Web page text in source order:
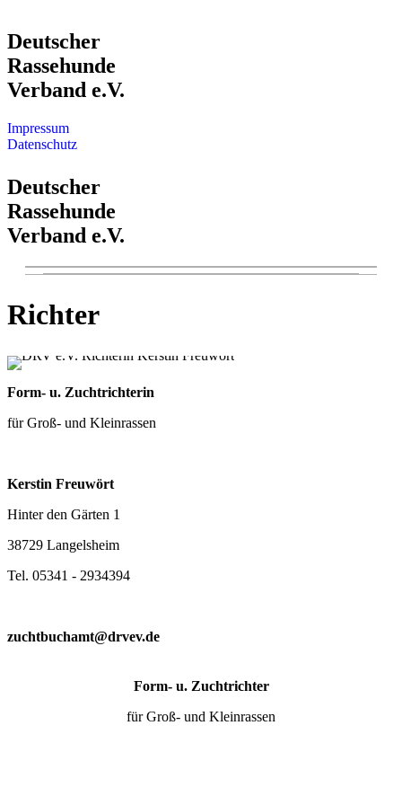
Deutscher
Rassehunde
Verband e.V.
Impressum
Datenschutz
Deutscher
Rassehunde
Verband e.V.
Richter
Form- u. Zuchtrichterin
für Groß- und Kleinrassen
Kerstin Freuwört
Hinter den Gärten 1
38729 Langelsheim
Tel. 05341 - 2934394
zuchtbuchamt@drvev.de
Form- u. Zuchtrichter
für Groß- und Kleinrassen